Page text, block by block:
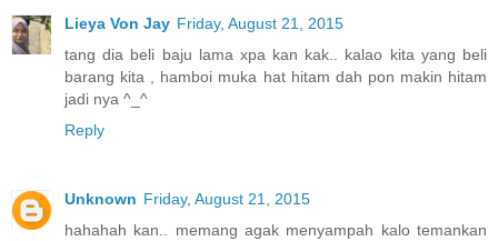
Lieya Von Jay Friday, August 21, 2015
tang dia beli baju lama xpa kan kak.. kalao kita yang beli
barang kita , hamboi muka hat hitam dah pon makin hitam
jadi nya ^_^
Reply
Unknown Friday, August 21, 2015
hahahah kan.. memang agak menyampah kalo temankan